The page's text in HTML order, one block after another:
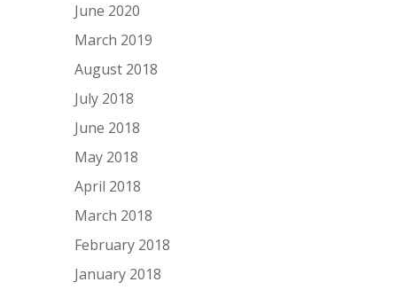
June 2020
March 2019
August 2018
July 2018
June 2018
May 2018
April 2018
March 2018
February 2018
January 2018